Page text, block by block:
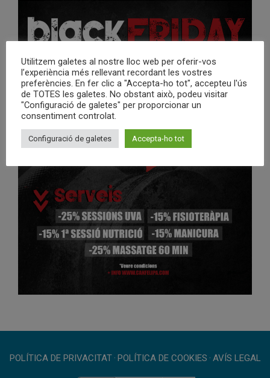
POLÍTICA DE PRIVACITAT · POLÍTICA DE COOKIES · AVÍS LEGAL
Utilitzem galetes al nostre lloc web per oferir-vos
l’experiència més rellevant recordant les vostres
preferències. En fer clic a "Accepta-ho tot", accepteu l'ús
de TOTES les galetes. No obstant això, podeu visitar
"Configuració de galetes" per proporcionar un
consentiment controlat.
Configuració de galetes Accepta-ho tot